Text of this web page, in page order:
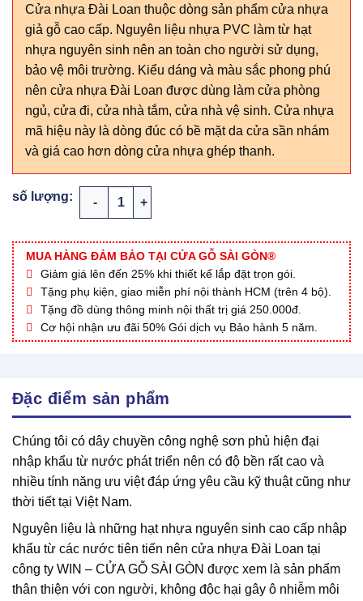
Cửa nhựa Đài Loan thuộc dòng sản phẩm cửa nhựa
giả gỗ cao cấp. Nguyên liệu nhựa PVC làm từ hạt
nhựa nguyên sinh nên an toàn cho người sử dụng,
bảo vệ môi trường. Kiểu dáng và màu sắc phong phú
nên cửa nhựa Đài Loan được dùng làm cửa phòng
ngủ, cửa đi, cửa nhà tắm, cửa nhà vệ sinh. Cửa nhựa
mã hiệu này là dòng đúc có bề mặt da cửa sần nhám
và giá cao hơn dòng cửa nhựa ghép thanh.
CỬA NHỰA ĐÀI LOAN 04-804A4G số lượng
MUA HÀNG ĐẢM BẢO TẠI CỬA GỖ SÀI GÒN®
Giảm giá lên đến 25% khi thiết kế lắp đặt trọn gói.
Tặng phụ kiện, giao miễn phí nội thành HCM (trên 4 bộ).
Tặng đồ dùng thông minh nội thất trị giá 250.000đ.
Cơ hội nhận ưu đãi 50% Gói dịch vụ Bảo hành 5 năm.
Đặc điểm sản phẩm
Chúng tôi có dây chuyền công nghệ sơn phủ hiện đại
nhập khẩu từ nước phát triển nên có độ bền rất cao và
nhiều tính năng ưu việt đáp ứng yêu cầu kỹ thuật cũng như
thời tiết tại Việt Nam.
Nguyên liệu là những hạt nhựa nguyên sinh cao cấp nhập
khẩu từ các nước tiên tiến nên cửa nhựa Đài Loan tại
công ty WIN – CỬA GỖ SÀI GÒN được xem là sản phẩm
thân thiện với con người, không độc hại gây ô nhiễm môi